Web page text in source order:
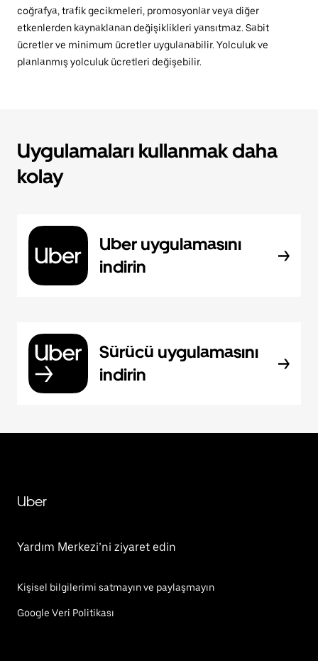
coğrafya, trafik gecikmeleri, promosyonlar veya diğer
etkenlerden kaynaklanan değişiklikleri yansıtmaz. Sabit
ücretler ve minimum ücretler uygulanabilir. Yolculuk ve
planlanmış yolculuk ücretleri değişebilir.
Uygulamaları kullanmak daha
kolay
Uber uygulamasını
indirin
Sürücü uygulamasını
indirin
Uber
Yardım Merkezi’ni ziyaret edin
Kişisel bilgilerimi satmayın ve paylaşmayın
Google Veri Politikası